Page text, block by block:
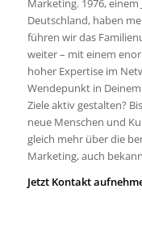
Marketing. 1976,
Deutschland, haben
führen wir das
weiter – mit einem
hoher Expertise im
Wendepunkt in
Ziele aktiv gestalten?
neue Menschen und
gleich mehr über die
Marketing, auch
Jetzt Kontakt